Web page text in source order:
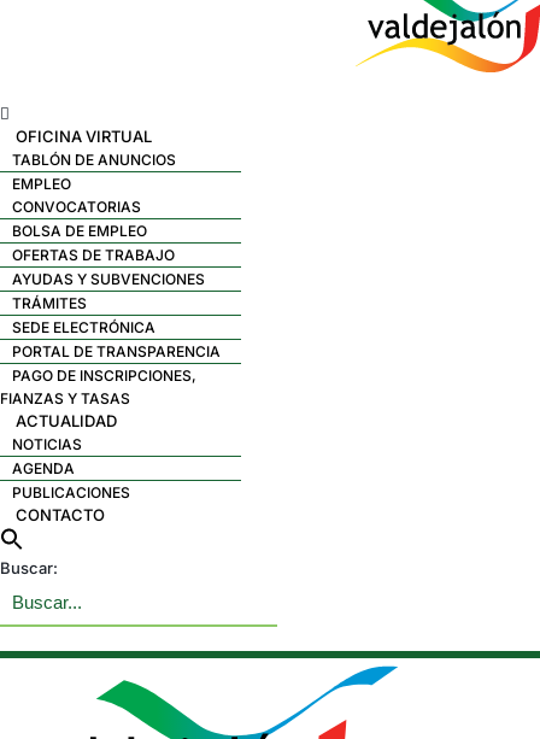
Menú
OFICINA VIRTUAL
TABLÓN DE ANUNCIOS
EMPLEO
CONVOCATORIAS
BOLSA DE EMPLEO
OFERTAS DE TRABAJO
AYUDAS Y SUBVENCIONES
TRÁMITES
SEDE ELECTRÓNICA
PORTAL DE TRANSPARENCIA
PAGO DE INSCRIPCIONES,
FIANZAS Y TASAS
ACTUALIDAD
NOTICIAS
AGENDA
PUBLICACIONES
CONTACTO
Buscar: